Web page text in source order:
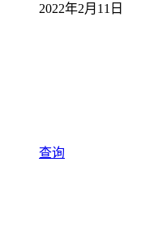
2022年2月11日
查询